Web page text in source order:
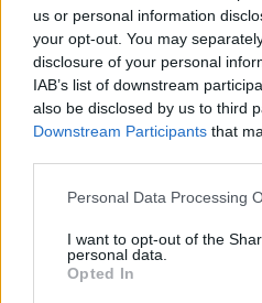
us or personal information
your opt-out. You may
disclosure of your personal
IAB’s list of downstream
also be disclosed by us to third
Downstream Participants that
Personal Data Processing
I want to opt-out of the
personal data.
Opted In
22:30
Αυτές είναι οι πιο
πυρκαγιές
22:21
έγραψα αυτό το τραγούδι»
Ξεκινούν τα δοκιμαστικά